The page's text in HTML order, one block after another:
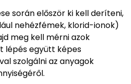
során először ki kell deríteni,
nehézfémek, klorid-ionok)
meg kell mérni azok
lépés együtt képes
szolgálni az anyagok